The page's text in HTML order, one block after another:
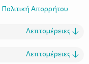
Πολιτική Απορρήτου.
Λεπτομέρειες ↓
Λεπτομέρειες ↓